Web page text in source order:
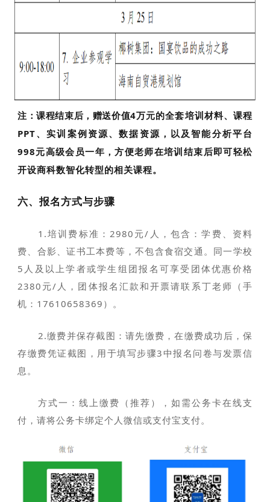
注：课程结束后，赠送价值4万元的全套培训材料、课程
PPT、实训案例资源、数据资源，以及智能分析平台
998元高级会员一年，方便老师在培训结束后即可轻松
开设商科数智化转型的相关课程。
六、报名方式与步骤
1.培训费标准：2980元/人，包含：学费、资料
费、合影、证书工本费等，不包含食宿交通。同一学校
5人及以上学者或学生组团报名可享受团体优惠价格
2380元/人，团体报名汇款和开票请联系丁老师（手
机：17610658369）。
2.缴费并保存截图：请先缴费，在缴费成功后，保
存缴费凭证截图，用于填写步骤3中报名问卷与发票信
息。
方式一：线上缴费（推荐），如需公务卡在线支
付，请将公务卡绑定个人微信或支付宝支付。